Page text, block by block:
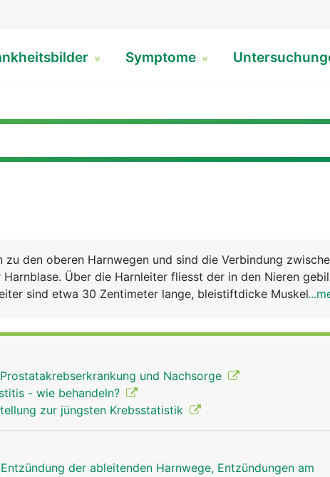
Symptome
zu den oberen Harnwegen und sind die Verbindung
Harnblase. Über die Harnleiter fliesst der in den Nieren
sind etwa 30 Zentimeter lange, bleistiftdicke
und Nachsorge
- wie behandeln?
zur jüngsten Krebsstatistik
der ableitenden Harnwege, Entzündungen am